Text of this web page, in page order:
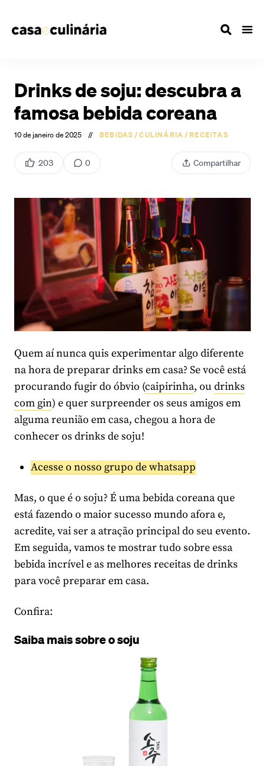
Drinks de soju: descubra a
famosa bebida coreana
10 de janeiro de 2025 // BEBIDAS/CULINÁRIA/RECEITAS
203 0 Compartilhar
Quem aí nunca quis experimentar algo diferente
na hora de preparar drinks em casa? Se você está
procurando fugir do óbvio (caipirinha, ou drinks
com gin) e quer surpreender os seus amigos em
alguma reunião em casa, chegou a hora de
conhecer os drinks de soju!
Acesse o nosso grupo de whatsapp
Mas, o que é o soju? É uma bebida coreana que
está fazendo o maior sucesso mundo afora e,
acredite, vai ser a atração principal do seu evento.
Em seguida, vamos te mostrar tudo sobre essa
bebida incrível e as melhores receitas de drinks
para você preparar em casa.
Confira:
Saiba mais sobre o soju